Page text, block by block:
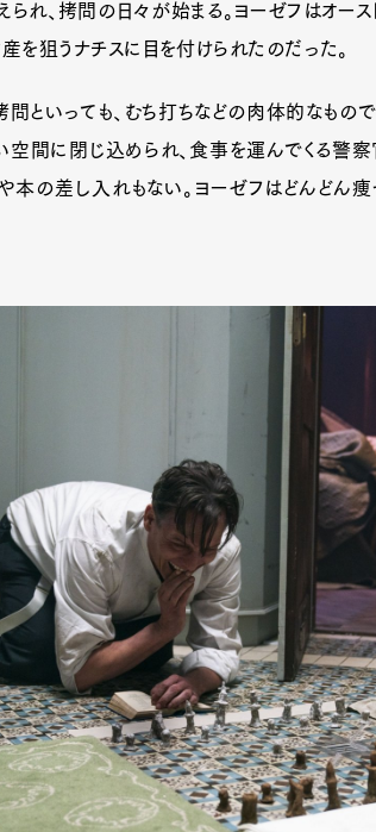
られ、拷問の日々が始まる。ヨーゼフはオ
を狙うナチスに目を付けられたのだった。
といっても、むち打ちなどの肉体的なもの
空間に閉じ込められ、食事を運んでくる警
本の差し入れもない。ヨーゼフはどんどん